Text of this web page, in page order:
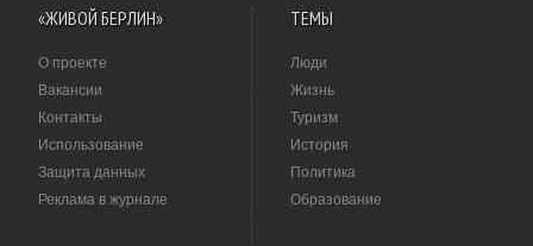
«ЖИВОЙ БЕРЛИН»
О проекте
Вакансии
Контакты
Использование
Защита данных
Реклама в журнале
ТЕМЫ
Люди
Жизнь
Туризм
История
Политика
Образование